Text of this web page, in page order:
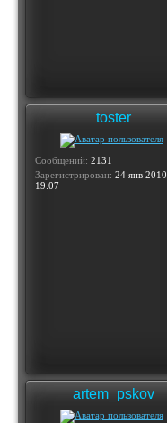
toster
Сообщений: 2131
Зарегистрирован: 24 янв 2010,
19:07
artem_pskov